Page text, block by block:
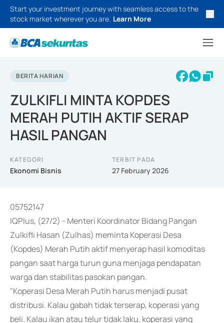
Start your investment journey with seamless access to the
stock market wherever you are. Learn More
BERITA HARIAN
ZULKIFLI MINTA KOPDES
MERAH PUTIH AKTIF SERAP
HASIL PANGAN
KATEGORI
Ekonomi Bisnis
TERBIT PADA
27 February 2026
05752147
IQPlus, (27/2) - Menteri Koordinator Bidang Pangan
Zulkifli Hasan (Zulhas) meminta Koperasi Desa
(Kopdes) Merah Putih aktif menyerap hasil komoditas
pangan saat harga turun guna menjaga pendapatan
warga dan stabilitas pasokan pangan.
"Koperasi Desa Merah Putih harus menjadi pusat
distribusi. Kalau gabah tidak terserap, koperasi yang
beli. Kalau ikan atau telur tidak laku, koperasi yang